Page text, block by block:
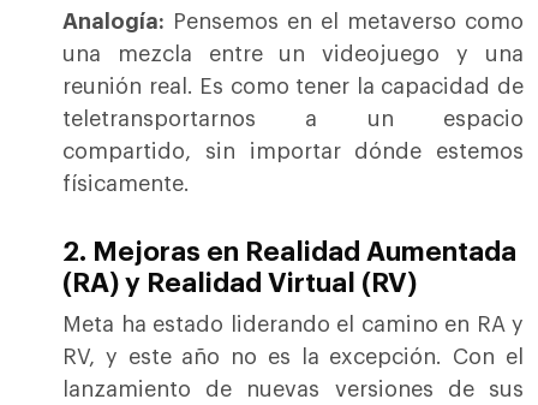
Analogía: Pensemos en el metaverso como
una mezcla entre un videojuego y una
reunión real. Es como tener la capacidad de
teletransportarnos a un espacio
compartido, sin importar dónde estemos
físicamente.
2. Mejoras en Realidad Aumentada
(RA) y Realidad Virtual (RV)
Meta ha estado liderando el camino en RA y
RV, y este año no es la excepción. Con el
lanzamiento de nuevas versiones de sus